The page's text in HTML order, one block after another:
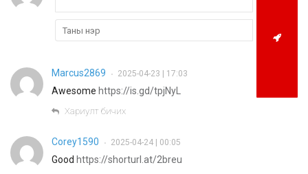
Marcus2869 • 2025-04-23 | 17:03
Awesome https://is.gd/tpjNyL
Хариулт бичих
Corey1590 • 2025-04-24 | 00:05
Good https://shorturl.at/2breu